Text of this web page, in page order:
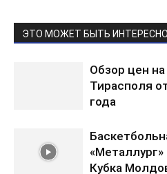
ЭТО МОЖЕТ БЫТЬ ИНТЕРЕСНО
Обзор цен
Тирасполя
года
Кубка